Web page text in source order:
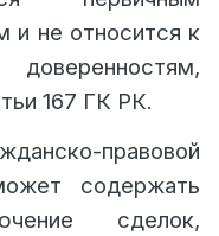
и не относится к
167 ГК РК.
правовой
содержать
сделок,